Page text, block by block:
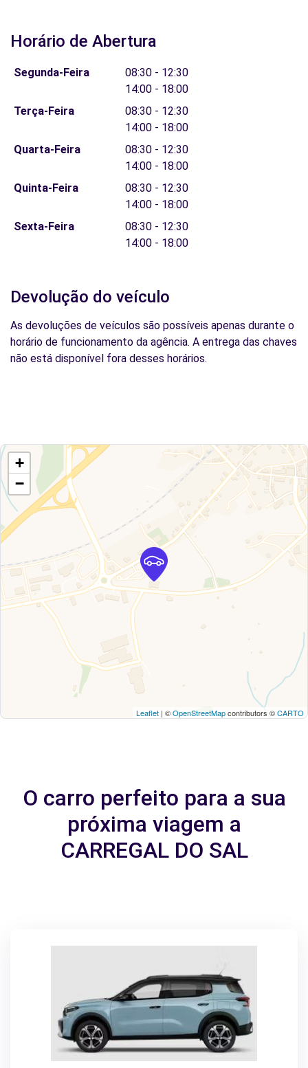
Horário de Abertura
Segunda-Feira
08:30 - 12:30
14:00 - 18:00
Terça-Feira
08:30 - 12:30
14:00 - 18:00
Quarta-Feira
08:30 - 12:30
14:00 - 18:00
Quinta-Feira
08:30 - 12:30
14:00 - 18:00
Sexta-Feira
08:30 - 12:30
14:00 - 18:00
Devolução do veículo
As devoluções de veículos são possíveis apenas durante o
horário de funcionamento da agência. A entrega das chaves
não está disponível fora desses horários.
+
−
Leaflet | ©OpenStreetMapcontributors ©CARTO
O carro perfeito para a sua
próxima viagem a
CARREGAL DO SAL